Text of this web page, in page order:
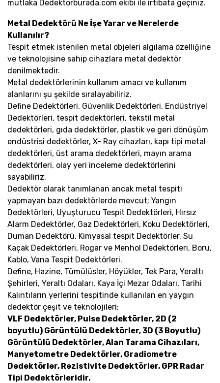
mutlaka Dedektorburada.com ekibi ile irtibata geçiniz.
Metal Dedektörü Ne İşe Yarar ve Nerelerde
Kullanılır?
Tespit etmek istenilen metal objeleri algılama özelliğine
ve teknolojisine sahip cihazlara metal dedektör
denilmektedir.
Metal dedektörlerinin kullanım amacı ve kullanım
alanlarını şu şekilde sıralayabiliriz.
Define Dedektörleri, Güvenlik Dedektörleri, Endüstriyel
Dedektörleri, tespit dedektörleri, tekstil metal
dedektörleri, gıda dedektörler, plastik ve geri dönüşüm
endüstrisi dedektörler, X- Ray cihazları, kapı tipi metal
dedektörleri, üst arama dedektörleri, mayın arama
dedektörleri, olay yeri inceleme dedektörlerini
sayabiliriz.
Dedektör olarak tanımlanan ancak metal tespiti
yapmayan bazı dedektörlerde mevcut; Yangın
Dedektörleri, Uyuşturucu Tespit Dedektörleri, Hırsız
Alarm Dedektörler, Gaz Dedektörleri, Koku Dedektörleri,
Duman Dedektörü, Kimyasal tespit Dedektörler, Su
Kaçak Dedektörleri, Rogar ve Menhol Dedektörleri, Boru,
Kablo, Vana Tespit Dedektörleri.
Define, Hazine, Tümülüsler, Höyükler, Tek Para, Yeraltı
Şehirleri, Yeraltı Odaları, Kaya İçi Mezar Odaları, Tarihi
Kalıntıların yerlerini tespitinde kullanılan en yaygın
dedektör çeşit ve teknolojileri;
VLF Dedektörler, Pulse Dedektörler, 2D (2
boyutlu) Görüntülü Dedektörler, 3D (3 Boyutlu)
Görüntülü Dedektörler, Alan Tarama Cihazıları,
Manyetometre Dedektörler, Gradiometre
Dedektörler, Rezistivite Dedektörler, GPR Radar
Tipi Dedektörleridir.